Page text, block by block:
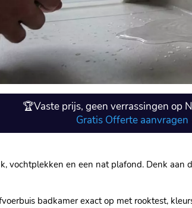
🏆Vaste prijs, geen verrassingen op
Gratis Offerte
vochtplekken en een nat plafond.​ Denk aan
badkamer exact op met rooktest,